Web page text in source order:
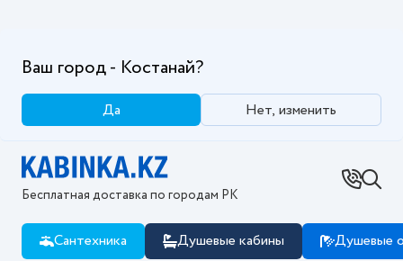
Ваш город - Костанай?
Да Нет, изменить
Бесплатная доставка по городам РК
Сантехника Душевые кабины Душевые